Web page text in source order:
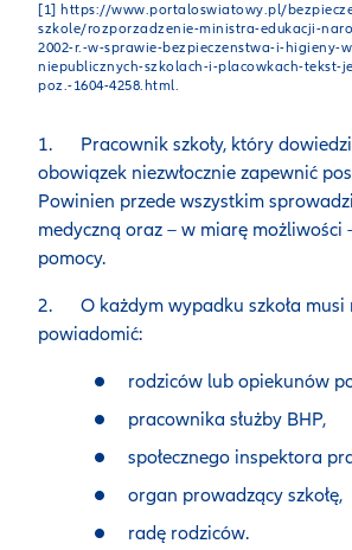
[1] https://www.portaloswiatowy.pl/
szkole/rozporzadzenie-ministra-edukacji-
2002-r.-w-sprawie-bezpieczenstwa-i-higieny-
niepublicznych-szkolach-i-placowkach-tekst-
poz.-1604-4258.html.
1. Pracownik szkoły, który
obowiązek niezwłocznie zapewnić
Powinien przede wszystkim
medyczną oraz – w miarę możliwości
pomocy.
2. O każdym wypadku szkoła musi
powiadomić:
rodziców lub opiekunów
pracownika służby BHP,
społecznego inspektora
organ prowadzący szkołę,
radę rodziców.